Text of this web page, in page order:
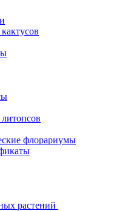
флорариумы
растений